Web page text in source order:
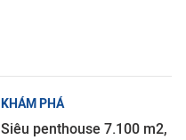
KHÁM PHÁ
Siêu penthouse 7.100 m2,